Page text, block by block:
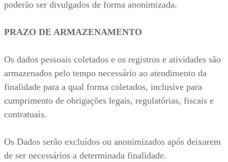
poderão ser divulgados de forma anonimizada.
PRAZO DE ARMAZENAMENTO
Os dados pessoais coletados e os registros e atividades são
armazenados pelo tempo necessário ao atendimento da
finalidade para a qual forma coletados, inclusive para
cumprimento de obrigações legais, regulatórias, fiscais e
contratuais.
Os Dados serão excluídos ou anonimizados após deixarem
de ser necessários a determinada finalidade.